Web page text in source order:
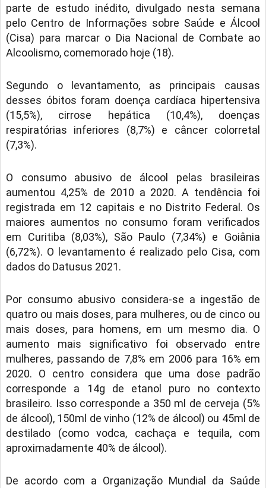
parte de estudo inédito, divulgado nesta semana
pelo Centro de Informações sobre Saúde e Álcool
(Cisa) para marcar o Dia Nacional de Combate ao
Alcoolismo, comemorado hoje (18).
Segundo o levantamento, as principais causas
desses óbitos foram doença cardíaca hipertensiva
(15,5%), cirrose hepática (10,4%), doenças
respiratórias inferiores (8,7%) e câncer colorretal
(7,3%).
O consumo abusivo de álcool pelas brasileiras
aumentou 4,25% de 2010 a 2020. A tendência foi
registrada em 12 capitais e no Distrito Federal. Os
maiores aumentos no consumo foram verificados
em Curitiba (8,03%), São Paulo (7,34%) e Goiânia
(6,72%). O levantamento é realizado pelo Cisa, com
dados do Datusus 2021.
Por consumo abusivo considera-se a ingestão de
quatro ou mais doses, para mulheres, ou de cinco ou
mais doses, para homens, em um mesmo dia. O
aumento mais significativo foi observado entre
mulheres, passando de 7,8% em 2006 para 16% em
2020. O centro considera que uma dose padrão
corresponde a 14g de etanol puro no contexto
brasileiro. Isso corresponde a 350 ml de cerveja (5%
de álcool), 150ml de vinho (12% de álcool) ou 45ml de
destilado (como vodca, cachaça e tequila, com
aproximadamente 40% de álcool).
De acordo com a Organização Mundial da Saúde